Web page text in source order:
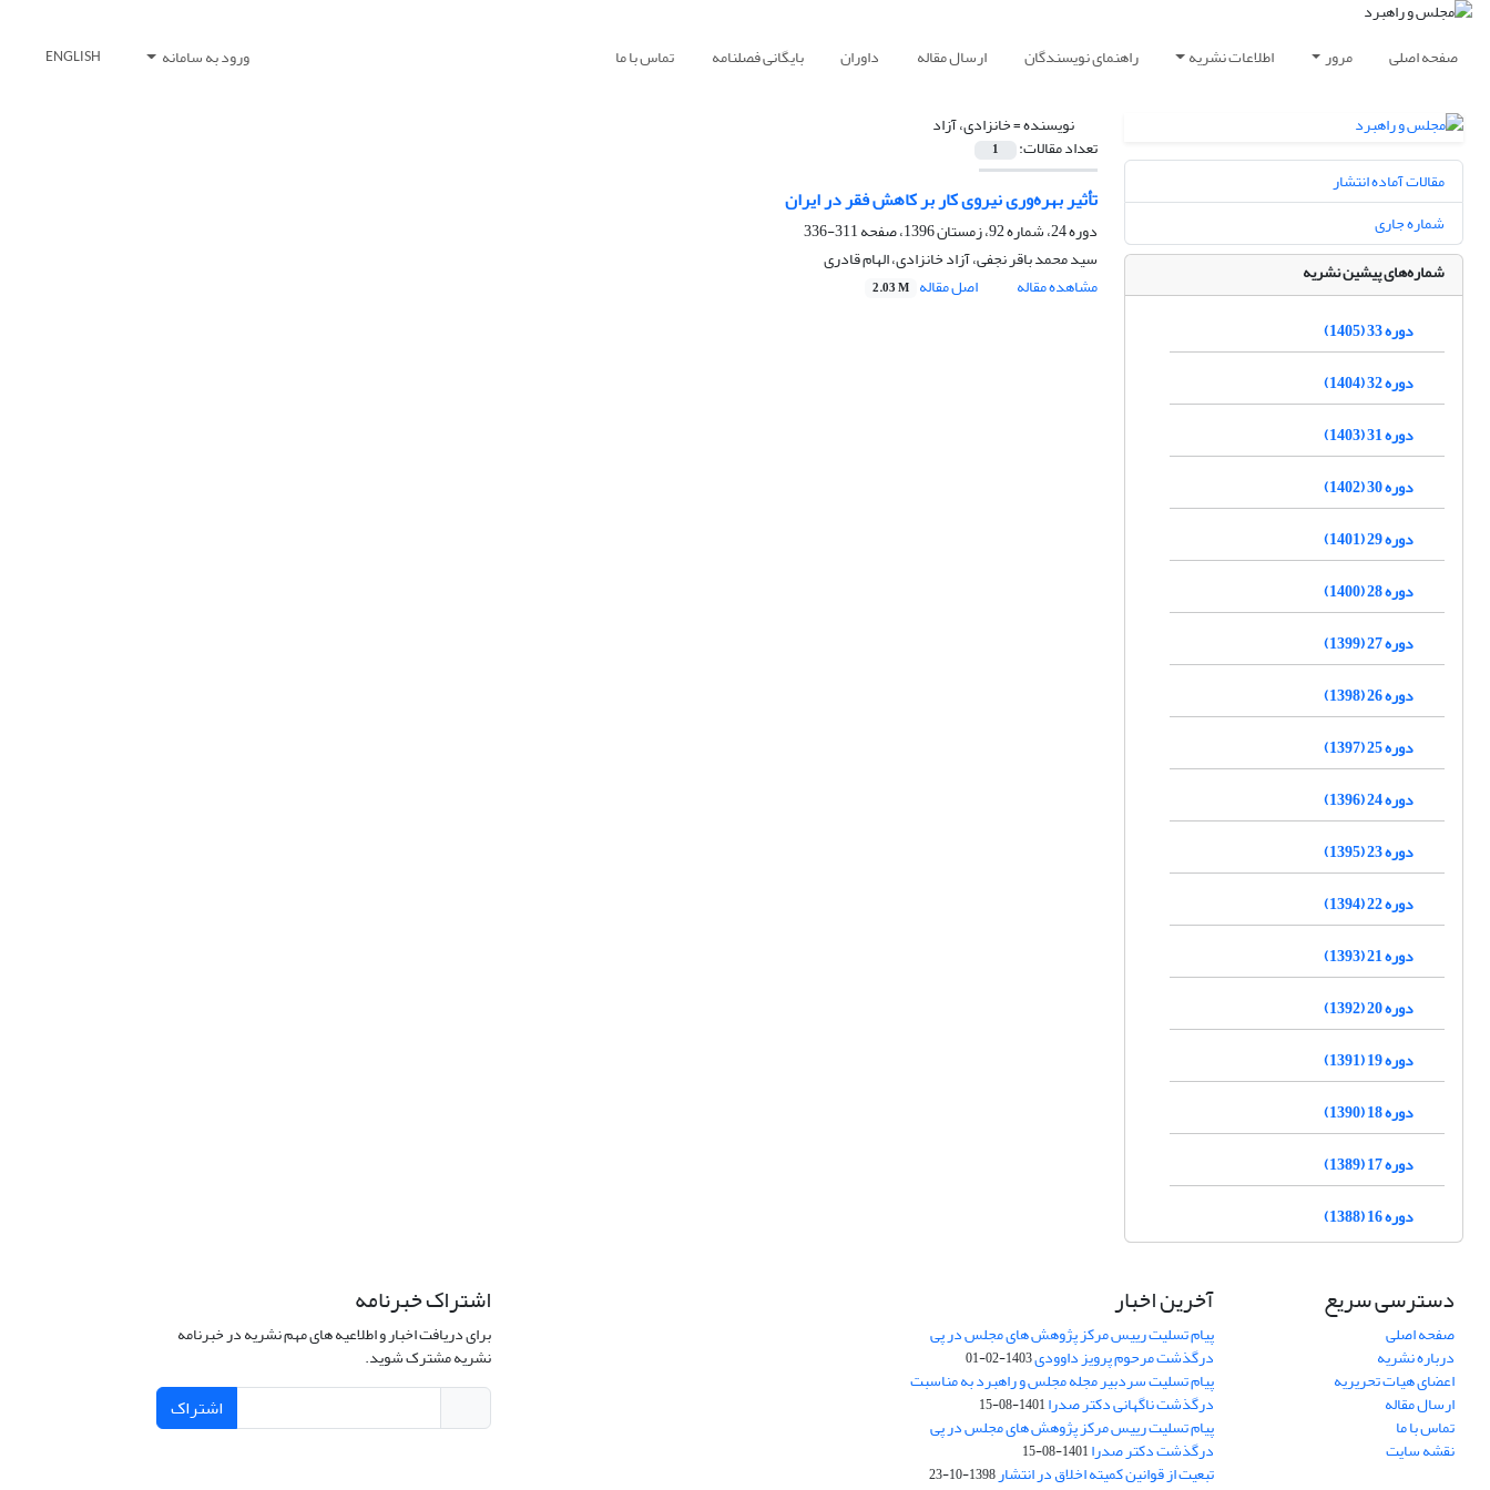
صفحه اصلی مرور اطلاعات نشریه راهنمای نویسندگان ارسال مقاله داوران بایگانی فصلنامه تماس با ما ورود به سامانه ENGLISH
نویسنده =خانزادی، آزاد
تعداد مقالات: 1
تأثیر بهره‌وری نیروی کار بر کاهش فقر در ایران
دوره 24، شماره 92، زمستان 1396، صفحه
311-336
سید محمد باقر نجفی، آزاد خانزادی، الهام قادری
مشاهده مقاله
اصل مقاله 2.03 M
مقالات آماده انتشار
شماره جاری
شماره‌های پیشین نشریه
دوره 33 (1405)
دوره 32 (1404)
دوره 31 (1403)
دوره 30 (1402)
دوره 29 (1401)
دوره 28 (1400)
دوره 27 (1399)
دوره 26 (1398)
دوره 25 (1397)
دوره 24 (1396)
دوره 23 (1395)
دوره 22 (1394)
دوره 21 (1393)
دوره 20 (1392)
دوره 19 (1391)
دوره 18 (1390)
دوره 17 (1389)
دوره 16 (1388)
دسترسی سریع
صفحه اصلی
درباره نشریه
اعضای هیات تحریریه
ارسال مقاله
تماس با ما
نقشه سایت
آخرین اخبار
پیام تسلیت رییس مرکز پژوهش های مجلس در پی
درگذشت مرحوم پرویز داوودی1403-02-01
پیام تسلیت سردبیر مجله مجلس و راهبرد به مناسبت
درگذشت ناگهانی دکتر صدرا1401-08-15
پیام تسلیت رییس مرکز پژوهش های مجلس در پی
درگذشت دکتر صدرا1401-08-15
تبعیت از قوانین کمیته اخلاق در انتشار1398-10-23
اشتراک خبرنامه
برای دریافت اخبار و اطلاعیه های مهم نشریه در خبرنامه
نشریه مشترک شوید.
اشتراک